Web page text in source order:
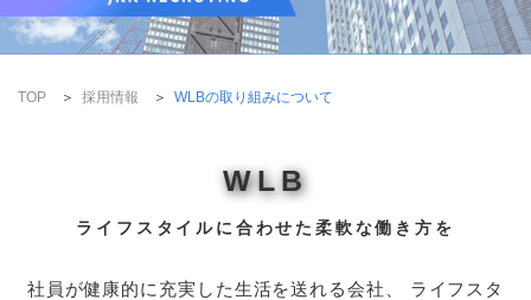
TOP 採用情報 WLBの取り組みについて
WLB
ライフスタイルに合わせた柔軟な働き方を
社員が健康的に充実した生活を送れる会社、 ライフスタ